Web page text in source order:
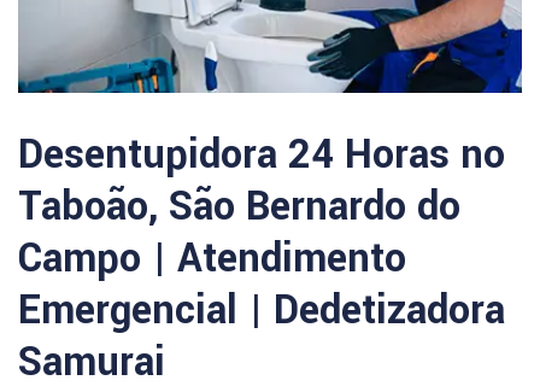
Desentupidora 24 Horas no
Taboão, São Bernardo do
Campo | Atendimento
Emergencial | Dedetizadora
Samurai